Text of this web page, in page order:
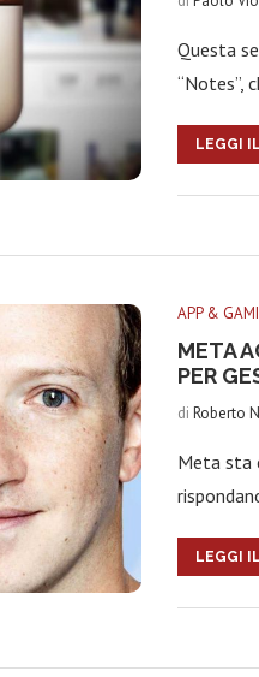
Questa
“Notes”,
LEGGI
APP &
META
PER
di Roberto
Meta sta
LEGGI